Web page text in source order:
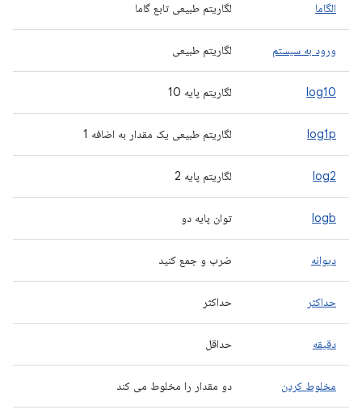
الگاما لگاریتم طبیعی تابع گاما
ورود به سیستم لگاریتم طبیعی
log10 لگاریتم پایه 10
log1p لگاریتم طبیعی یک مقدار به اضافه 1
log2 لگاریتم پایه 2
logb توان پایه دو
دیوانه ضرب و جمع کنید
حداکثر حداکثر
دقیقه حداقل
مخلوط کردن دو مقدار را مخلوط می کند